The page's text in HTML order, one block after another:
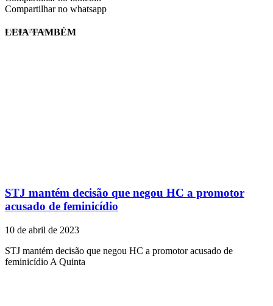
Compartilhar no whatsapp
EVINIS TALON
LEIA TAMBÉM
STJ mantém decisão que negou HC a promotor
acusado de feminicídio
10 de abril de 2023
STJ mantém decisão que negou HC a promotor acusado de
feminicídio A Quinta